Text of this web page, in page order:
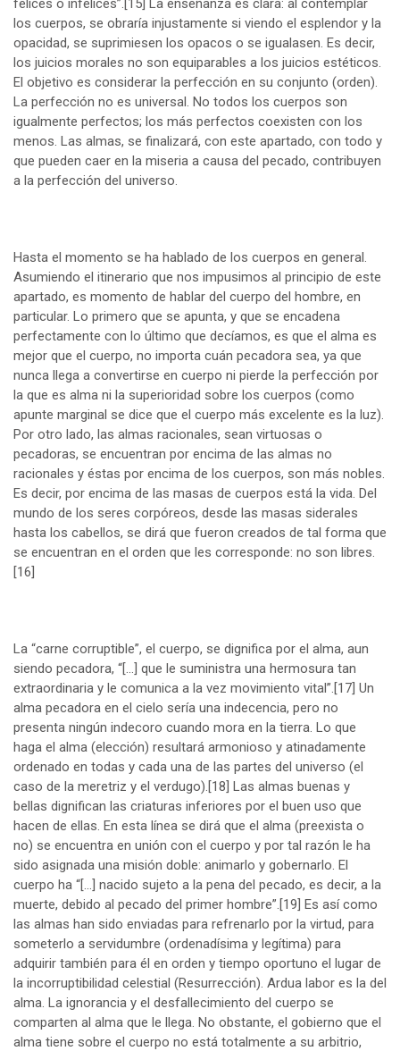
felices o infelices”.[15] La enseñanza es clara: al contemplar
los cuerpos, se obraría injustamente si viendo el esplendor y la
opacidad, se suprimiesen los opacos o se igualasen. Es decir,
los juicios morales no son equiparables a los juicios estéticos.
El objetivo es considerar la perfección en su conjunto (orden).
La perfección no es universal. No todos los cuerpos son
igualmente perfectos; los más perfectos coexisten con los
menos. Las almas, se finalizará, con este apartado, con todo y
que pueden caer en la miseria a causa del pecado, contribuyen
a la perfección del universo.
Hasta el momento se ha hablado de los cuerpos en general.
Asumiendo el itinerario que nos impusimos al principio de este
apartado, es momento de hablar del cuerpo del hombre, en
particular. Lo primero que se apunta, y que se encadena
perfectamente con lo último que decíamos, es que el alma es
mejor que el cuerpo, no importa cuán pecadora sea, ya que
nunca llega a convertirse en cuerpo ni pierde la perfección por
la que es alma ni la superioridad sobre los cuerpos (como
apunte marginal se dice que el cuerpo más excelente es la luz).
Por otro lado, las almas racionales, sean virtuosas o
pecadoras, se encuentran por encima de las almas no
racionales y éstas por encima de los cuerpos, son más nobles.
Es decir, por encima de las masas de cuerpos está la vida. Del
mundo de los seres corpóreos, desde las masas siderales
hasta los cabellos, se dirá que fueron creados de tal forma que
se encuentran en el orden que les corresponde: no son libres.
[16]
La “carne corruptible”, el cuerpo, se dignifica por el alma, aun
siendo pecadora, “[…] que le suministra una hermosura tan
extraordinaria y le comunica a la vez movimiento vital”.[17] Un
alma pecadora en el cielo sería una indecencia, pero no
presenta ningún indecoro cuando mora en la tierra. Lo que
haga el alma (elección) resultará armonioso y atinadamente
ordenado en todas y cada una de las partes del universo (el
caso de la meretriz y el verdugo).[18] Las almas buenas y
bellas dignifican las criaturas inferiores por el buen uso que
hacen de ellas. En esta línea se dirá que el alma (preexista o
no) se encuentra en unión con el cuerpo y por tal razón le ha
sido asignada una misión doble: animarlo y gobernarlo. El
cuerpo ha “[…] nacido sujeto a la pena del pecado, es decir, a la
muerte, debido al pecado del primer hombre”.[19] Es así como
las almas han sido enviadas para refrenarlo por la virtud, para
someterlo a servidumbre (ordenadísima y legítima) para
adquirir también para él en orden y tiempo oportuno el lugar de
la incorruptibilidad celestial (Resurrección). Ardua labor es la del
alma. La ignorancia y el desfallecimiento del cuerpo se
comparten al alma que le llega. No obstante, el gobierno que el
alma tiene sobre el cuerpo no está totalmente a su arbitrio,